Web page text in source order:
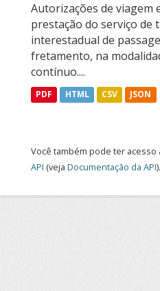
Autorizações de viagem
prestação do serviço
interestadual de
fretamento, na
contínuo....
PDF HTML CSV JSON
Você também pode ter
API (veja Documentação da API).